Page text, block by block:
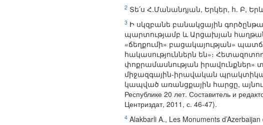
2 Տե՛ս Հ.Մանանդյան, Երկեր, հ. Բ,
3 Ի սկզբանե բանակցային
պարտությամբ և Արցախյան
«ճեղքումի» բացակայության»
հակասություններն են»։
փոքրամասնության
միջազգային-իրավական
կապված առանցքային հարցը,
Республике 20 лет. Составитель и
Центриздат, 2011, с. 46-47).
4 Alakbarli A., Les Monuments d’Azerbaijan